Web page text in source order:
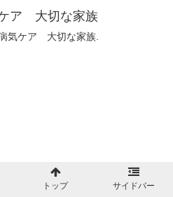
ア 大切な家族
気ケア 大切な家族.
トップ サイドバー